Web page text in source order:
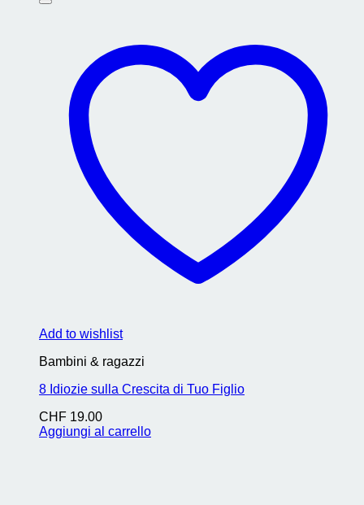
Add to wishlist
Bambini & ragazzi
8 Idiozie sulla Crescita di Tuo Figlio
CHF 19.00
Aggiungi al carrello